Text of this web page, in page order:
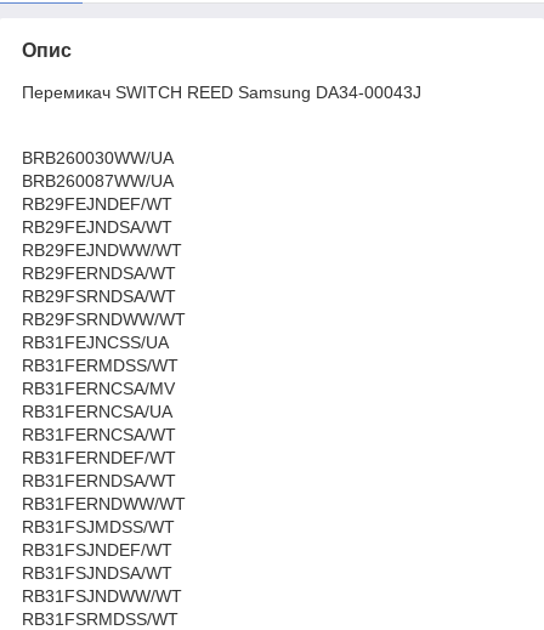
Опис
Перемикач SWITCH REED Samsung DA34-00043J
BRB260030WW/UA
BRB260087WW/UA
RB29FEJNDEF/WT
RB29FEJNDSA/WT
RB29FEJNDWW/WT
RB29FERNDSA/WT
RB29FSRNDSA/WT
RB29FSRNDWW/WT
RB31FEJNCSS/UA
RB31FERMDSS/WT
RB31FERNCSA/MV
RB31FERNCSA/UA
RB31FERNCSA/WT
RB31FERNDEF/WT
RB31FERNDSA/WT
RB31FERNDWW/WT
RB31FSJMDSS/WT
RB31FSJNDEF/WT
RB31FSJNDSA/WT
RB31FSJNDWW/WT
RB31FSRMDSS/WT